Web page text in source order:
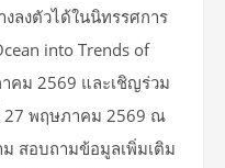
ลงตัวได้ในนิทรรศการ
into Trends of
คม 2569 และเชิญร่วม
27 พฤษภาคม 2569 ณ
สอบถามข้อมูลเพิ่มเติม